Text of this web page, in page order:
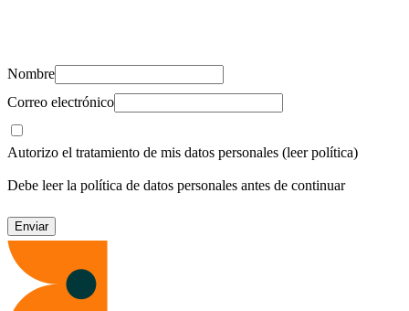
Nombre
Correo electrónico
Autorizo el tratamiento de mis datos personales (leer política)
Debe leer la política de datos personales antes de continuar